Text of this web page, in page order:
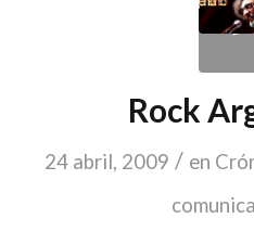
Rock
24 abril, 2009 / en